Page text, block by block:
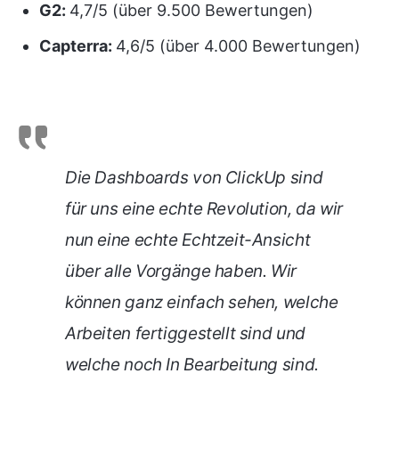
G2: 4,7/5 (über 9.500 Bewertungen)
Capterra: 4,6/5 (über 4.000 Bewertungen)
Die Dashboards von ClickUp sind
für uns eine echte Revolution, da wir
nun eine echte Echtzeit-Ansicht
über alle Vorgänge haben. Wir
können ganz einfach sehen, welche
Arbeiten fertiggestellt sind und
welche noch In Bearbeitung sind.